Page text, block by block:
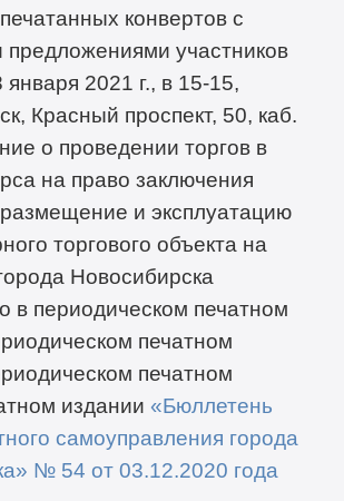
конвертов с
предложениями участников
января 2021 г., в 15-15,
Красный проспект, 50, каб.
о проведении торгов в
на право заключения
и эксплуатацию
торгового объекта на
Новосибирска
в периодическом печатном
печатном
печатном
издании «Бюллетень
самоуправления города
№ 54 от03.12.2020 года